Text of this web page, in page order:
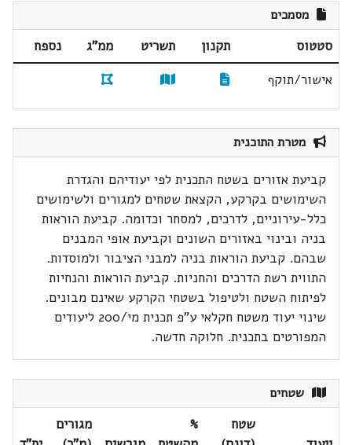
מסמכים
סטטוס תקנון תשריט ממ"ג
נספח
אישור/תוקף
מטרת התוכנית
קביעת אזורים בשטח התכנית לפי יעודיהם והגדרת
השימושים בקרקע, הקצאת שטחים למגורים ולשימושים
כלל-עירוניים, לדרכים, למסחר וכדומה. קביעת הוראות
בניה ובינוי באזורים השונים וקביעת אופי המבנים
שבהם. קביעת הוראות בניה למבני הציבור ולמוסדות.
התווית רשת הדרכים והחניות. קביעת הוראות והנחיות
לפיתוח השטח ולטיפול בשטחי הקרקע שאינם מבונים.
שינוי יעוד משטח חקלאי ע"פ תכנית מי/200 ליעודים
המפורטים בתכנית. חלוקה חדשה.
שטחים
שטח
%
מגורים